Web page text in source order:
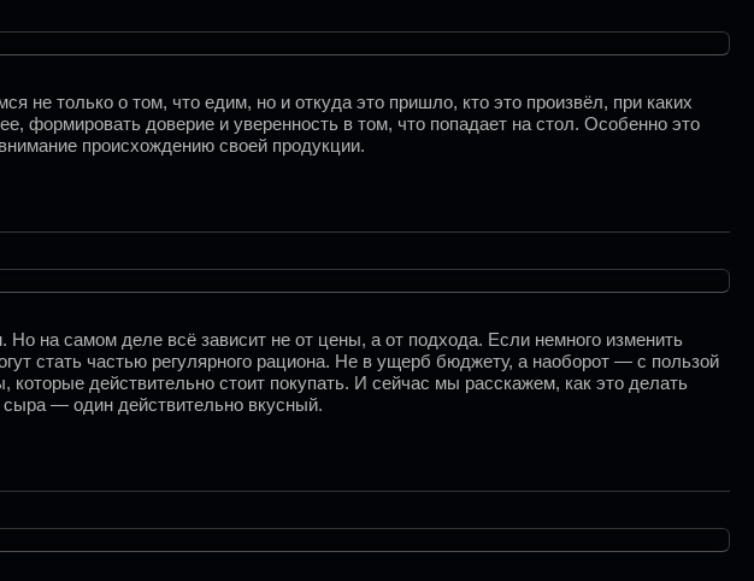
только о том, что едим, но и откуда это пришло, кто это произвёл, при каких
формировать доверие и уверенность в том, что попадает на стол. Особенно это
происхождению своей продукции.
на самом деле всё зависит не от цены, а от подхода. Если немного изменить
стать частью регулярного рациона. Не в ущерб бюджету, а наоборот — с пользой
действительно стоит покупать. И сейчас мы расскажем, как это делать
— один действительно вкусный.